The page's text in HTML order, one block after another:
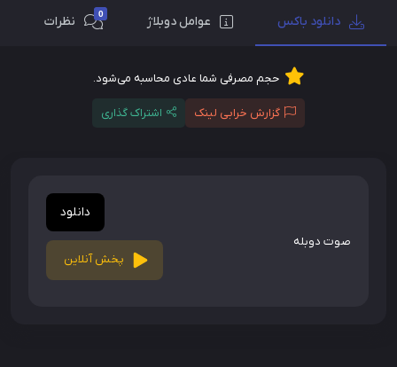
دانلود باکس عوامل دوبلاژ 0 نظرات
حجم مصرفی شما عادی محاسبه می‌شود.
گزارش خرابی لینک اشتراک گذاری
صوت دوبله
دانلود
پخش آنلاین